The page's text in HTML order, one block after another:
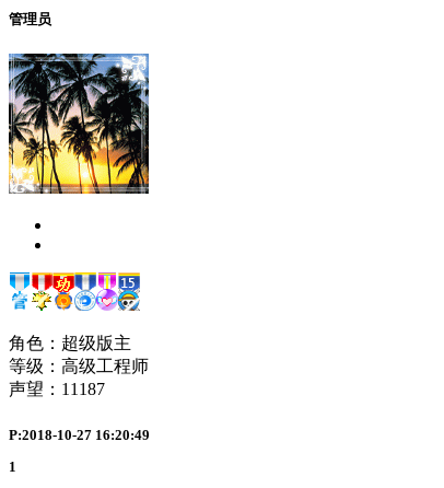
管理员
角色：超级版主
等级：高级工程师
声望： 11187
P:2018-10-27 16:20:49
1